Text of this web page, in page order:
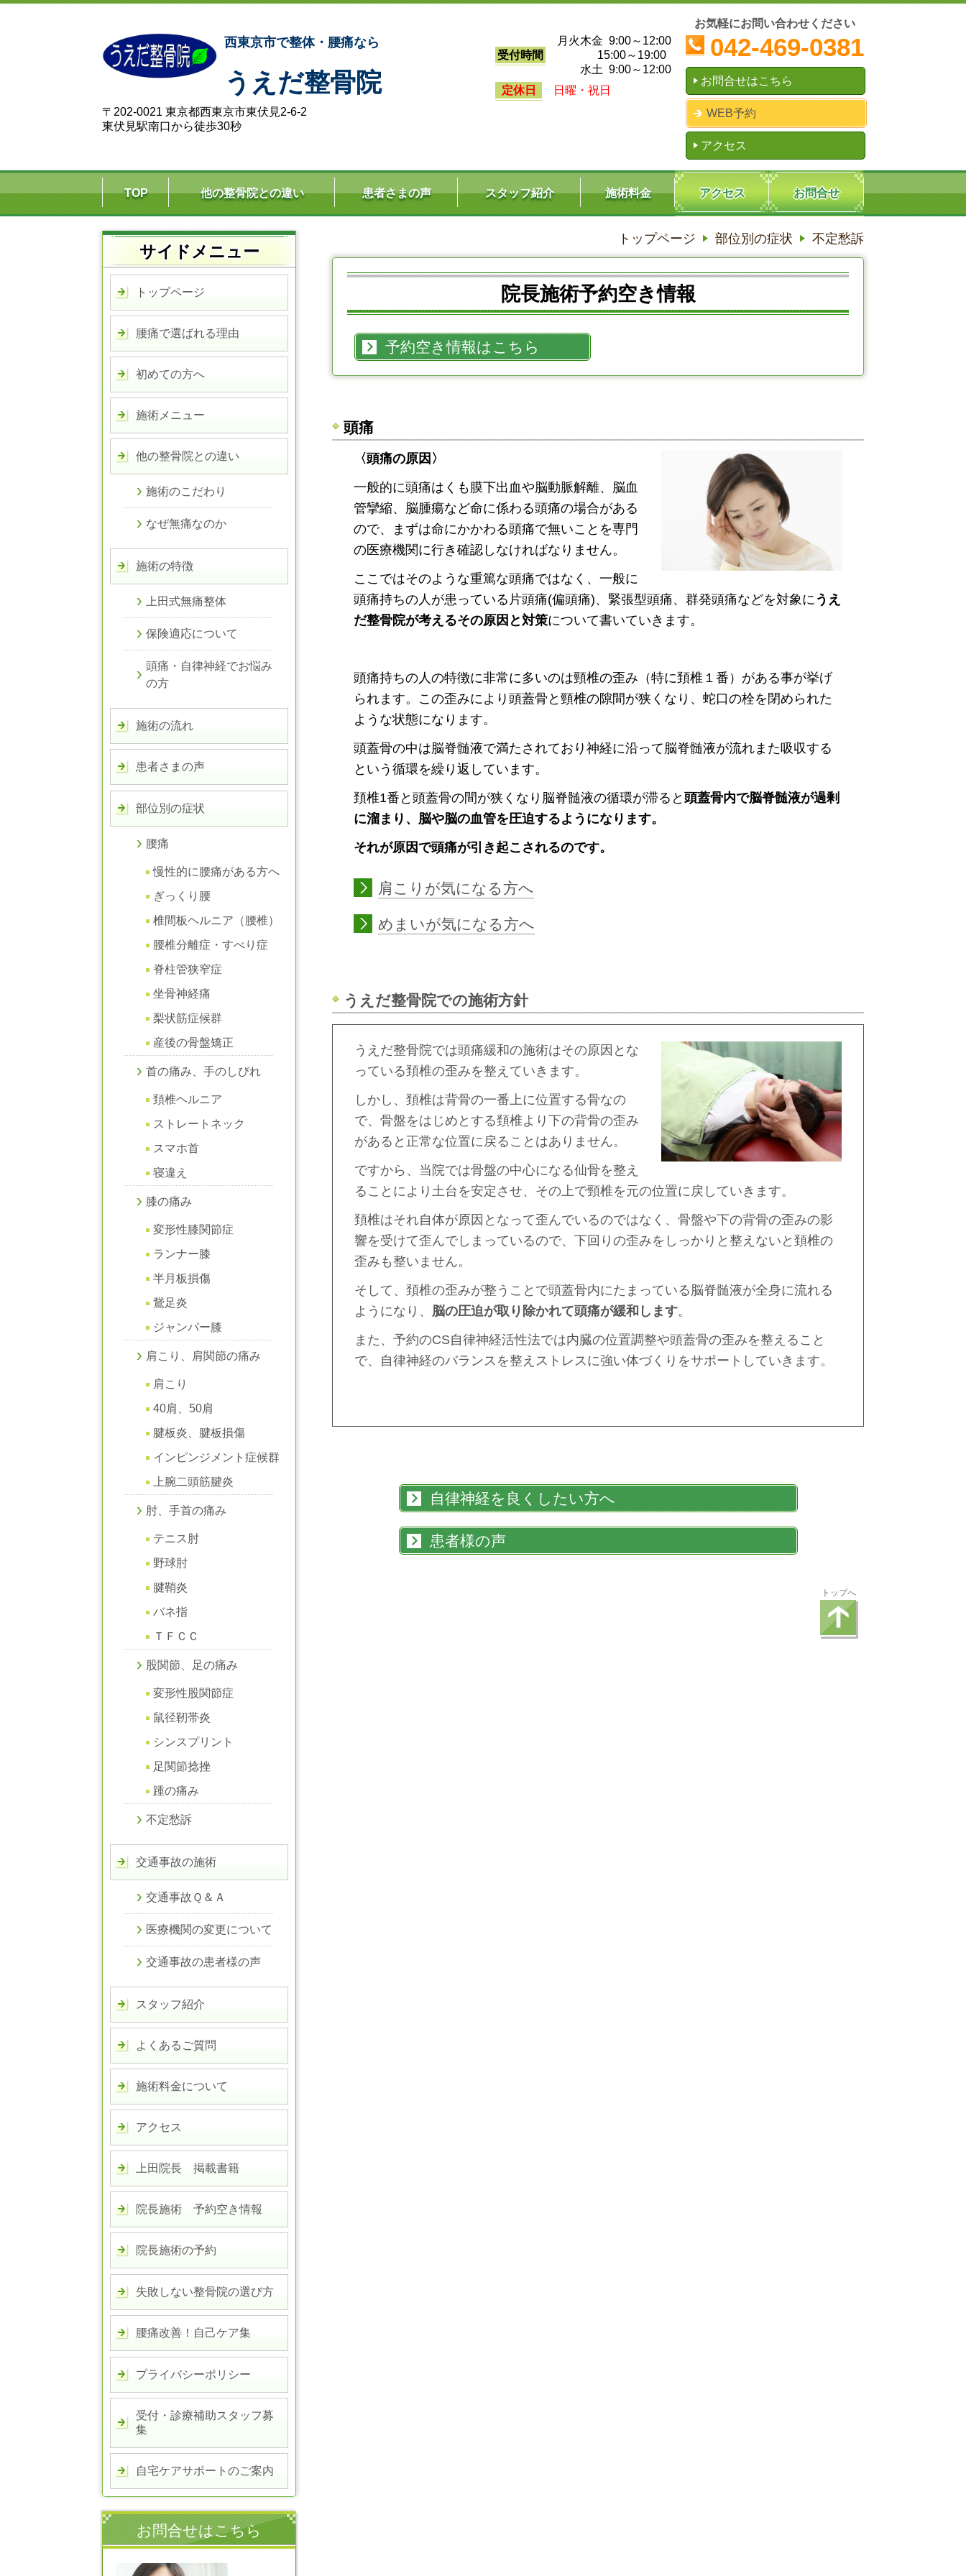
西東京市で整体・腰痛なら
うえだ整骨院
〒202-0021 東京都西東京市東伏見2-6-2
東伏見駅南口から徒歩30秒
受付時間
月火木金 9:00～12:00
15:00～19:00
水土 9:00～12:00
定休日
日曜・祝日
お気軽にお問い合わせください
042-469-0381
お問合せはこちら
WEB予約
アクセス
TOP 他の整骨院との違い 患者さまの声 スタッフ紹介 施術料金 アクセス お問合せ
トップページ 部位別の症状 不定愁訴
院長施術予約空き情報
予約空き情報はこちら
頭痛
〈頭痛の原因〉
一般的に頭痛はくも膜下出血や脳動脈解離、脳血
管攣縮、脳腫瘍など命に係わる頭痛の場合がある
ので、まずは命にかかわる頭痛で無いことを専門
の医療機関に行き確認しなければなりません。
ここではそのような重篤な頭痛ではなく、一般に
頭痛持ちの人が患っている片頭痛(偏頭痛)、緊張型頭痛、群発頭痛などを対象にうえ
だ整骨院が考えるその原因と対策について書いていきます。
頭痛持ちの人の特徴に非常に多いのは頸椎の歪み（特に頚椎１番）がある事が挙げ
られます。この歪みにより頭蓋骨と頸椎の隙間が狭くなり、蛇口の栓を閉められた
ような状態になります。
頭蓋骨の中は脳脊髄液で満たされており神経に沿って脳脊髄液が流れまた吸収する
という循環を繰り返しています。
頚椎1番と頭蓋骨の間が狭くなり脳脊髄液の循環が滞ると頭蓋骨内で脳脊髄液が過剰
に溜まり、脳や脳の血管を圧迫するようになります。
それが原因で頭痛が引き起こされるのです。
肩こりが気になる方へ
めまいが気になる方へ
うえだ整骨院での施術方針
うえだ整骨院では頭痛緩和の施術はその原因とな
っている頚椎の歪みを整えていきます。
しかし、頚椎は背骨の一番上に位置する骨なの
で、骨盤をはじめとする頚椎より下の背骨の歪み
があると正常な位置に戻ることはありません。
ですから、当院では骨盤の中心になる仙骨を整え
ることにより土台を安定させ、その上で頸椎を元の位置に戻していきます。
頚椎はそれ自体が原因となって歪んでいるのではなく、骨盤や下の背骨の歪みの影
響を受けて歪んでしまっているので、下回りの歪みをしっかりと整えないと頚椎の
歪みも整いません。
そして、頚椎の歪みが整うことで頭蓋骨内にたまっている脳脊髄液が全身に流れる
ようになり、 脳の圧迫が取り除かれて頭痛が緩和します。
また、予約のCS自律神経活性法では内臓の位置調整や頭蓋骨の歪みを整えること
で、自律神経のバランスを整えストレスに強い体づくりをサポートしていきます。
自律神経を良くしたい方へ
患者様の声
トップへ
サイドメニュー
トップページ
腰痛で選ばれる理由
初めての方へ
施術メニュー
他の整骨院との違い
施術のこだわり
なぜ無痛なのか
施術の特徴
上田式無痛整体
保険適応について
頭痛・自律神経でお悩み
の方
施術の流れ
患者さまの声
部位別の症状
腰痛
慢性的に腰痛がある方へ
ぎっくり腰
椎間板ヘルニア（腰椎）
腰椎分離症・すべり症
脊柱管狭窄症
坐骨神経痛
梨状筋症候群
産後の骨盤矯正
首の痛み、手のしびれ
頚椎ヘルニア
ストレートネック
スマホ首
寝違え
膝の痛み
変形性膝関節症
ランナー膝
半月板損傷
鵞足炎
ジャンパー膝
肩こり、肩関節の痛み
肩こり
40肩、50肩
腱板炎、腱板損傷
インピンジメント症候群
上腕二頭筋腱炎
肘、手首の痛み
テニス肘
野球肘
腱鞘炎
バネ指
ＴＦＣＣ
股関節、足の痛み
変形性股関節症
鼠径靭帯炎
シンスプリント
足関節捻挫
踵の痛み
不定愁訴
交通事故の施術
交通事故Ｑ＆Ａ
医療機関の変更について
交通事故の患者様の声
スタッフ紹介
よくあるご質問
施術料金について
アクセス
上田院長 掲載書籍
院長施術 予約空き情報
院長施術の予約
失敗しない整骨院の選び方
腰痛改善！自己ケア集
プライバシーポリシー
受付・診療補助スタッフ募
集
自宅ケアサポートのご案内
お問合せはこちら